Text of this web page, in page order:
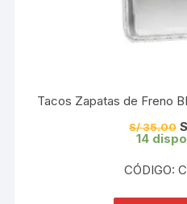
Tacos Zapatas de Freno
S/35.00 El
14
CÓDIGO: